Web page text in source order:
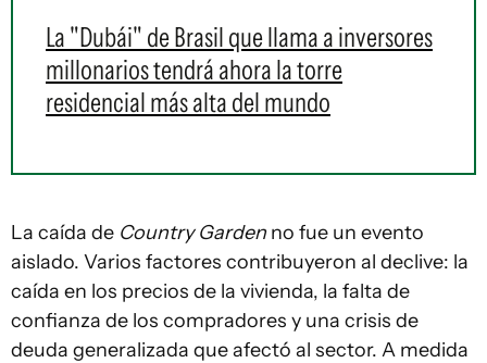
La "Dubái" de Brasil que llama a inversores
millonarios tendrá ahora la torre
residencial más alta del mundo
La caída de Country Gardenno fue un evento
aislado. Varios factores contribuyeron al declive: la
caída en los precios de la vivienda, la falta de
confianza de los compradores y una crisis de
deuda generalizada que afectó al sector. A medida